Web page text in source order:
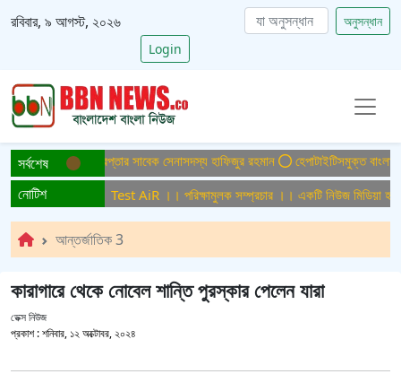
রবিবার, ৯ আগস্ট, ২০২৬
অনুসন্ধান
Login
সর্বশেষফের গ্রেপ্তার সাবেক সেনাসদস্য হাফিজুর রহমান হেপাটাইটিসমুক্ত বাংলাদেশ
নোটিশ
সম্প্রচার ।। Test AiR ।। পরিক্ষামুলক সম্প্রচার ।। একটি নিউজ মিডিয়া
আন্তর্জাতিক 3
কারাগারে থেকে নোবেল শান্তি পুরস্কার পেলেন যারা
ডেক্স নিউজ
প্রকাশ :শনিবার, ১২ অক্টোবর, ২০২৪